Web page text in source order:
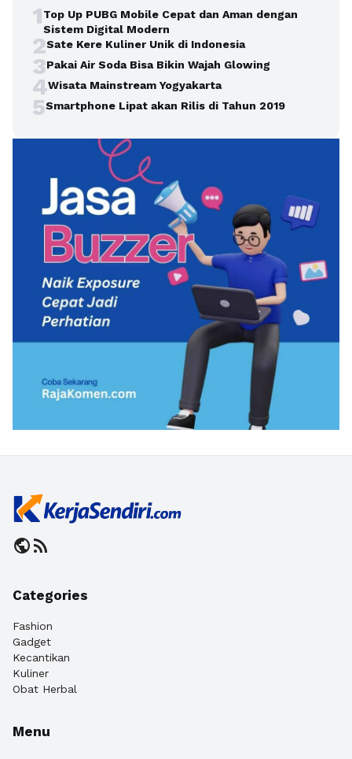
1Top Up PUBG Mobile Cepat dan Aman dengan
Sistem Digital Modern
2Sate Kere Kuliner Unik di Indonesia
3Pakai Air Soda Bisa Bikin Wajah Glowing
4Wisata Mainstream Yogyakarta
5Smartphone Lipat akan Rilis di Tahun 2019
publicrss_feed
Categories
Fashion
Gadget
Kecantikan
Kuliner
Obat Herbal
Menu